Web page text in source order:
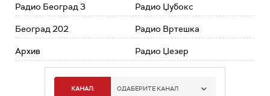
Радио Београд 3
Београд 202
Архив
Радио Џубокс
Радио Вртешка
Радио Џезер
КАНАЛ: ОДАБЕРИТЕ КАНАЛ